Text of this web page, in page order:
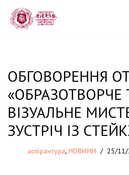
Перейти
ОБГОВОРЕННЯ
«ОБРАЗОТВОРЧЕ
ВІЗУАЛЬНЕ
ЗУСТРІЧ ІЗ
аспірантура, НОВИНИ 25/